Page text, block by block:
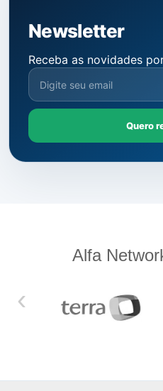
Newsletter
Receba as novidades
Quero
Alfa
‹